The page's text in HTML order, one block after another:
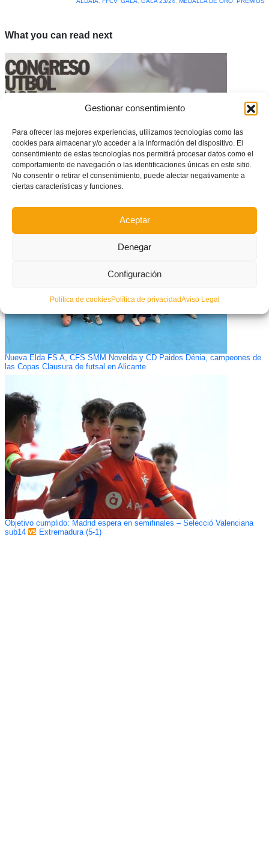
Gestionar consentimiento
Para ofrecer las mejores experiencias, utilizamos tecnologías como las
cookies para almacenar y/o acceder a la información del dispositivo. El
consentimiento de estas tecnologías nos permitirá procesar datos como el
comportamiento de navegación o las identificaciones únicas en este sitio.
No consentir o retirar el consentimiento, puede afectar negativamente a
ciertas características y funciones.
Aceptar
Denegar
Configuración
Política de cookiesPolítica de privacidadAviso Legal
What you can read next
Nueva Elda FS A, CFS SMM Novelda y CD Paidos Dénia, campeones de
las Copas Clausura de futsal en Alicante
Objetivo cumplido: Madrid espera en semifinales – Selecció Valenciana
sub14
Extremadura (5-1)